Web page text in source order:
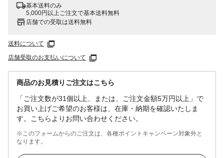
基本送料のみ
5,000円以上ご注文で基本送料無料
店舗での受取は送料無料
送料について
店舗受取のお支払いについて
商品のお見積りご注文はこちら
「ご注文数が31個以上、または、ご注文金額5万円以上」で
お買い上げご希望のお客様は、在庫・納期を確認いたしま
す。こちらよりお問い合わせください。
※このフォームからのご注文は、各種ポイントキャンペーン対象外と
なります。